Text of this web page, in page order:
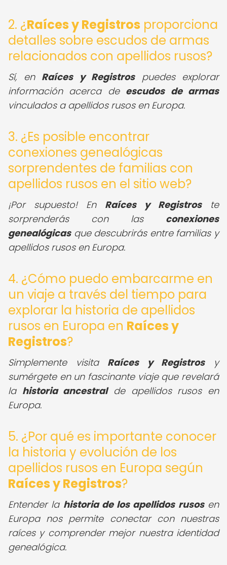
2. ¿Raíces y Registros proporciona
detalles sobre escudos de armas
relacionados con apellidos rusos?
Sí, en Raíces y Registrospuedes explorar
información acerca de escudos de armas
vinculados a apellidos rusos en Europa.
3. ¿Es posible encontrar
conexiones genealógicas
sorprendentes de familias con
apellidos rusos en el sitio web?
¡Por supuesto! En Raíces y Registroste
sorprenderás con las conexiones
genealógicasque descubrirás entre familias y
apellidos rusos en Europa.
4. ¿Cómo puedo embarcarme en
un viaje a través del tiempo para
explorar la historia de apellidos
rusos en Europa en Raíces y
Registros?
Simplemente visita Raíces y Registrosy
sumérgete en un fascinante viaje que revelará
la historia ancestralde apellidos rusos en
Europa.
5. ¿Por qué es importante conocer
la historia y evolución de los
apellidos rusos en Europa según
Raíces y Registros?
Entender la historia de los apellidos rusosen
Europa nos permite conectar con nuestras
raíces y comprender mejor nuestra identidad
genealógica.